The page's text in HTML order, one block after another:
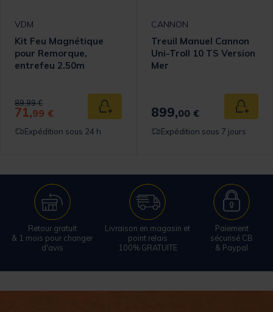
panier
VDM
Kit Feu Magnétique
pour Remorque,
entrefeu 2.50m
Price reduced from
89,99 €to
71,99 € Ajouter au panier
Expédition sous 24 h
CANNON
Treuil Manuel Cannon
Uni-Troll 10 TS Version
Mer
899,00 €
Expédition sous 7 jours
Retour gratuit
& 1 mois pour changer
d'avis
Livraison en magasin et
point relais
100% GRATUITE
Paiement
sécurisé CB
& Paypal